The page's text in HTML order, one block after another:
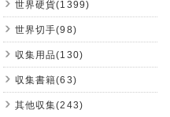
世界硬貨(1399)
世界切手(98)
収集用品(130)
収集書籍(63)
其他収集(243)